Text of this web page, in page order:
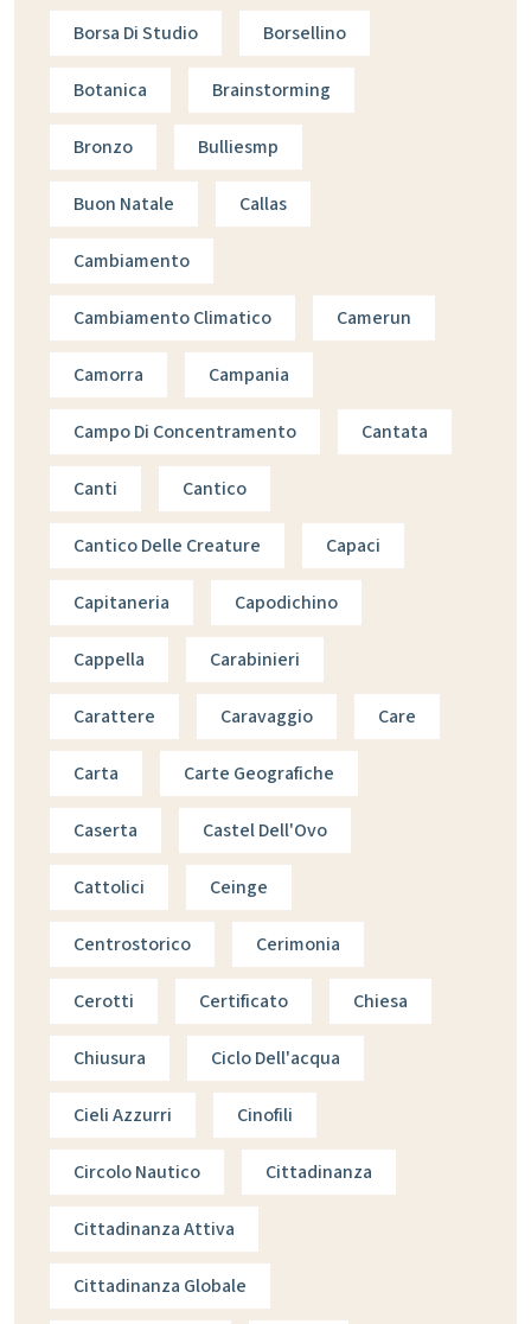
Borsa Di Studio Borsellino
Botanica Brainstorming
Bronzo Bulliesmp
Buon Natale Callas
Cambiamento
Cambiamento Climatico Camerun
Camorra Campania
Campo Di Concentramento Cantata
Canti Cantico
Cantico Delle Creature Capaci
Capitaneria Capodichino
Cappella Carabinieri
Carattere Caravaggio Care
Carta Carte Geografiche
Caserta Castel Dell'Ovo
Cattolici Ceinge
Centrostorico Cerimonia
Cerotti Certificato Chiesa
Chiusura Ciclo Dell'acqua
Cieli Azzurri Cinofili
Circolo Nautico Cittadinanza
Cittadinanza Attiva
Cittadinanza Globale